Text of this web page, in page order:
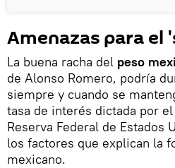
Amenazas para el
La buena racha del peso
de Alonso Romero, podría
siempre y cuando se
tasa de interés dictada por
Reserva Federal de Estados
los factores que explican la
mexicano.